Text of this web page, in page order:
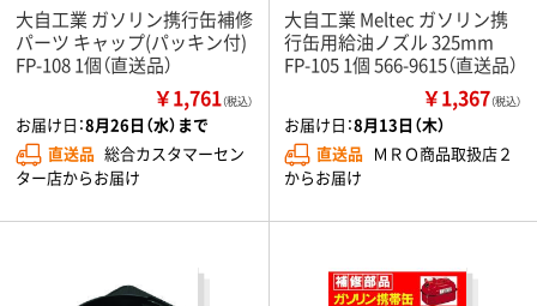
大自工業 ガソリン携行缶補修
パーツ キャップ(パッキン付)
FP-108 1個（直送品）
￥1,761（税込）
お届け日：8月26日（水）まで
直送品 総合カスタマーセン
ター店からお届け
大自工業 Meltec ガソリン携
行缶用給油ノズル 325mm
FP-105 1個 566-9615（直送品）
￥1,367（税込）
お届け日：8月13日（木）
直送品 ＭＲＯ商品取扱店２
からお届け